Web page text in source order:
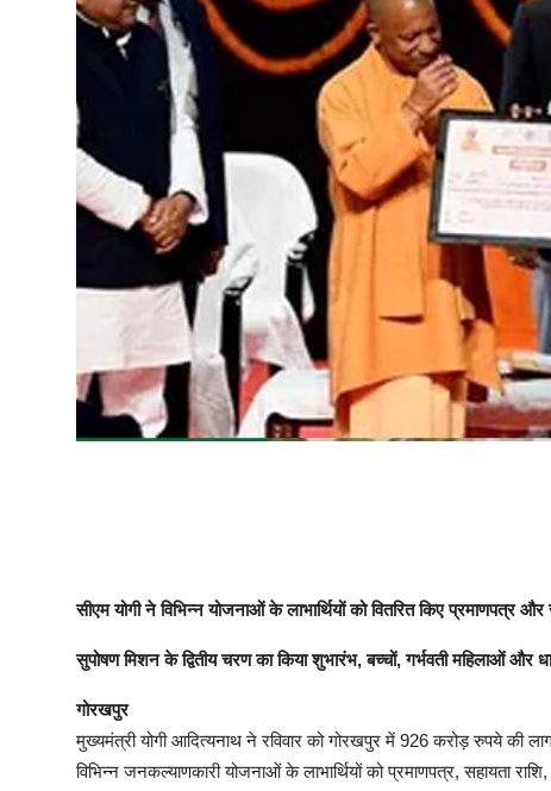
सीएम योगी ने विभिन्न योजनाओं के लाभार्थियों को वितरित किए प्रमाणपत्र और
सुपोषण मिशन के द्वितीय चरण का किया शुभारंभ, बच्चों, गर्भवती महिलाओं और
गोरखपुर
मुख्यमंत्री योगी आदित्यनाथ ने रविवार को गोरखपुर में 926 करोड़ रुपये की
विभिन्न जनकल्याणकारी योजनाओं के लाभार्थियों को प्रमाणपत्र, सहायता